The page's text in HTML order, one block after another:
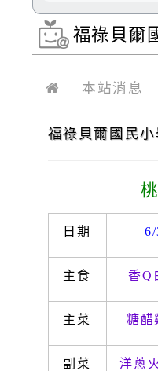
福祿貝爾
本站消息
福祿貝爾國民
日期 6/
主食 香Q
主菜 糖醋
副菜 洋蔥